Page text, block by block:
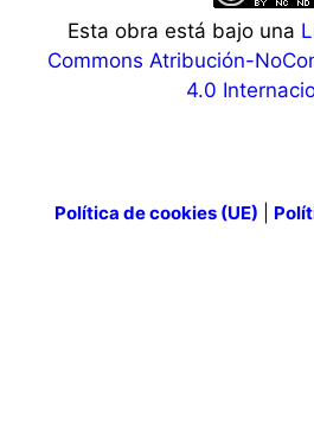
Esta obra está bajo una
Commons Atribución-
4.0
Política de cookies (UE)